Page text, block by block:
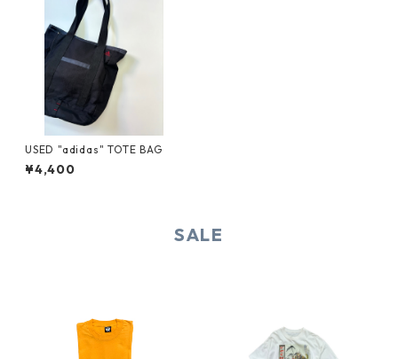
USED "adidas" TOTE BAG
¥4,400
SALE